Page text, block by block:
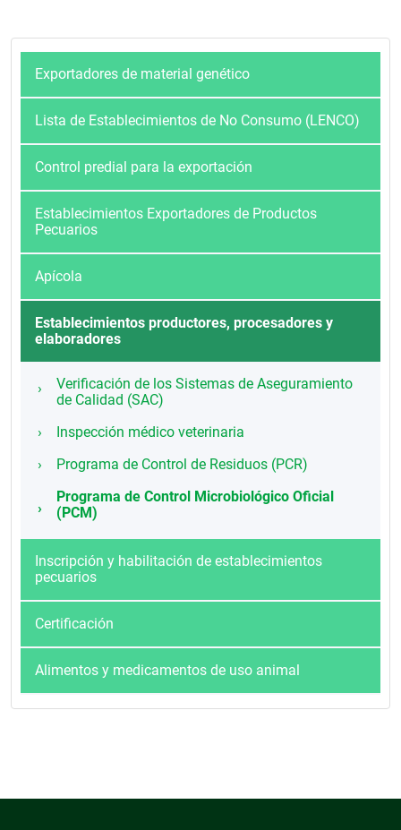
Exportadores de material genético
Lista de Establecimientos de No Consumo (LENCO)
Control predial para la exportación
Establecimientos Exportadores de Productos
Pecuarios
Apícola
Establecimientos productores, procesadores y
elaboradores
Verificación de los Sistemas de Aseguramiento
de Calidad (SAC)
Inspección médico veterinaria
Programa de Control de Residuos (PCR)
Programa de Control Microbiológico Oficial
(PCM)
Inscripción y habilitación de establecimientos
pecuarios
Certificación
Alimentos y medicamentos de uso animal